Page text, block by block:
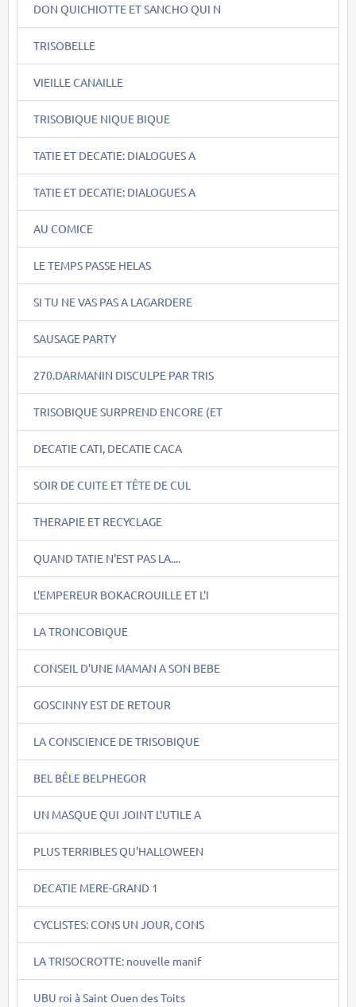
DON QUICHIOTTE ET SANCHO QUI N
TRISOBELLE
VIEILLE CANAILLE
TRISOBIQUE NIQUE BIQUE
TATIE ET DECATIE: DIALOGUES A
TATIE ET DECATIE: DIALOGUES A
AU COMICE
LE TEMPS PASSE HELAS
SI TU NE VAS PAS A LAGARDERE
SAUSAGE PARTY
270.DARMANIN DISCULPE PAR TRIS
TRISOBIQUE SURPREND ENCORE (ET
DECATIE CATI, DECATIE CACA
SOIR DE CUITE ET TÊTE DE CUL
THERAPIE ET RECYCLAGE
QUAND TATIE N'EST PAS LA....
L'EMPEREUR BOKACROUILLE ET L'I
LA TRONCOBIQUE
CONSEIL D'UNE MAMAN A SON BEBE
GOSCINNY EST DE RETOUR
LA CONSCIENCE DE TRISOBIQUE
BEL BÊLE BELPHEGOR
UN MASQUE QUI JOINT L'UTILE A
PLUS TERRIBLES QU'HALLOWEEN
DECATIE MERE-GRAND 1
CYCLISTES: CONS UN JOUR, CONS
LA TRISOCROTTE: nouvelle manif
UBU roi à Saint Ouen des Toits